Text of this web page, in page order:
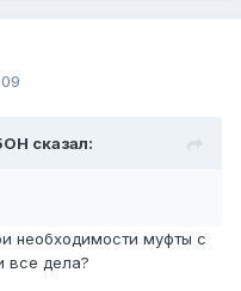
сказал:
необходимости муфты с
все дела?